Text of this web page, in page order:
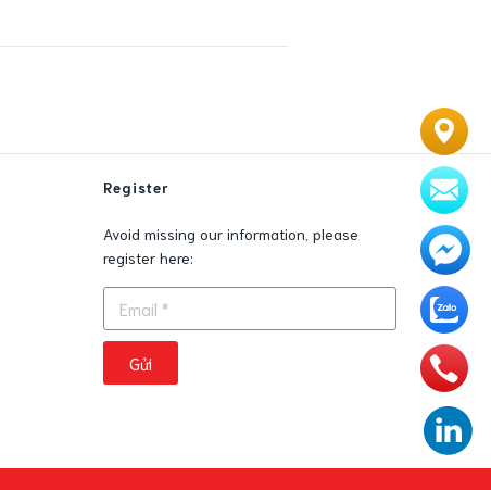
Register
Avoid missing our information, please
register here:
Gửi